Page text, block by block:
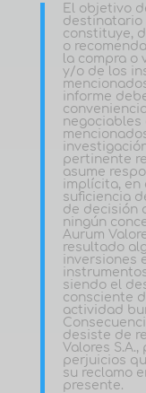
El objetivo
destinatario
constituye,
o
la compra o
y/o de los
informe
negociables
pertinente
asume
implícita, en
suficiencia
de decisión
ningún
Aurum
resultado
inversiones
siendo el
consciente
actividad
desiste de
Valores
perjuicios
su reclamo
presente.